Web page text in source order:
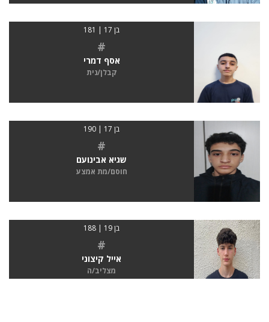
בן 17 | 181
#
אסף דמרי
קבלן/נית
בן 17 | 190
#
שגיא אבינועם
חוסם/מת אמצע
בן 19 | 188
#
אייל קיצוני
מצליב/ה